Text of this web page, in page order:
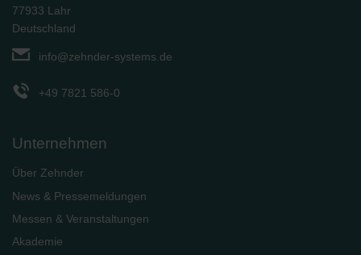
77933 Lahr
Deutschland
info@zehnder-systems.de
+49 7821 586-0
Unternehmen
Über Zehnder
News & Pressemeldungen
Messen & Veranstaltungen
Akademie